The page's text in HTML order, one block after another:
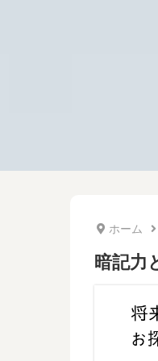
ホーム
暗記力